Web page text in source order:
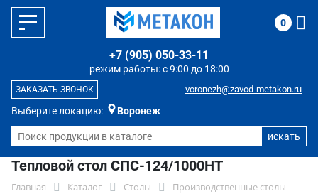
Выберите локацию: Воронеж
режим работы: с 9:00 до 18:00
+7 (905) 050-33-11
voronezh@zavod-metakon.ru
ЗАКАЗАТЬ ЗВОНОК
0
Тепловой стол СПС-124/1000НТ
Главная Каталог Столы
Производственные столы